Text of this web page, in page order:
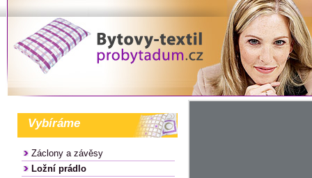
Vybíráme
Záclony a závěsy
Ložní prádlo